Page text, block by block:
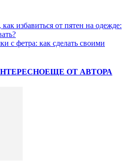
избавиться от пятен на одежде:
с фетра: как сделать своими
ЕЩЕ ОТ АВТОРА